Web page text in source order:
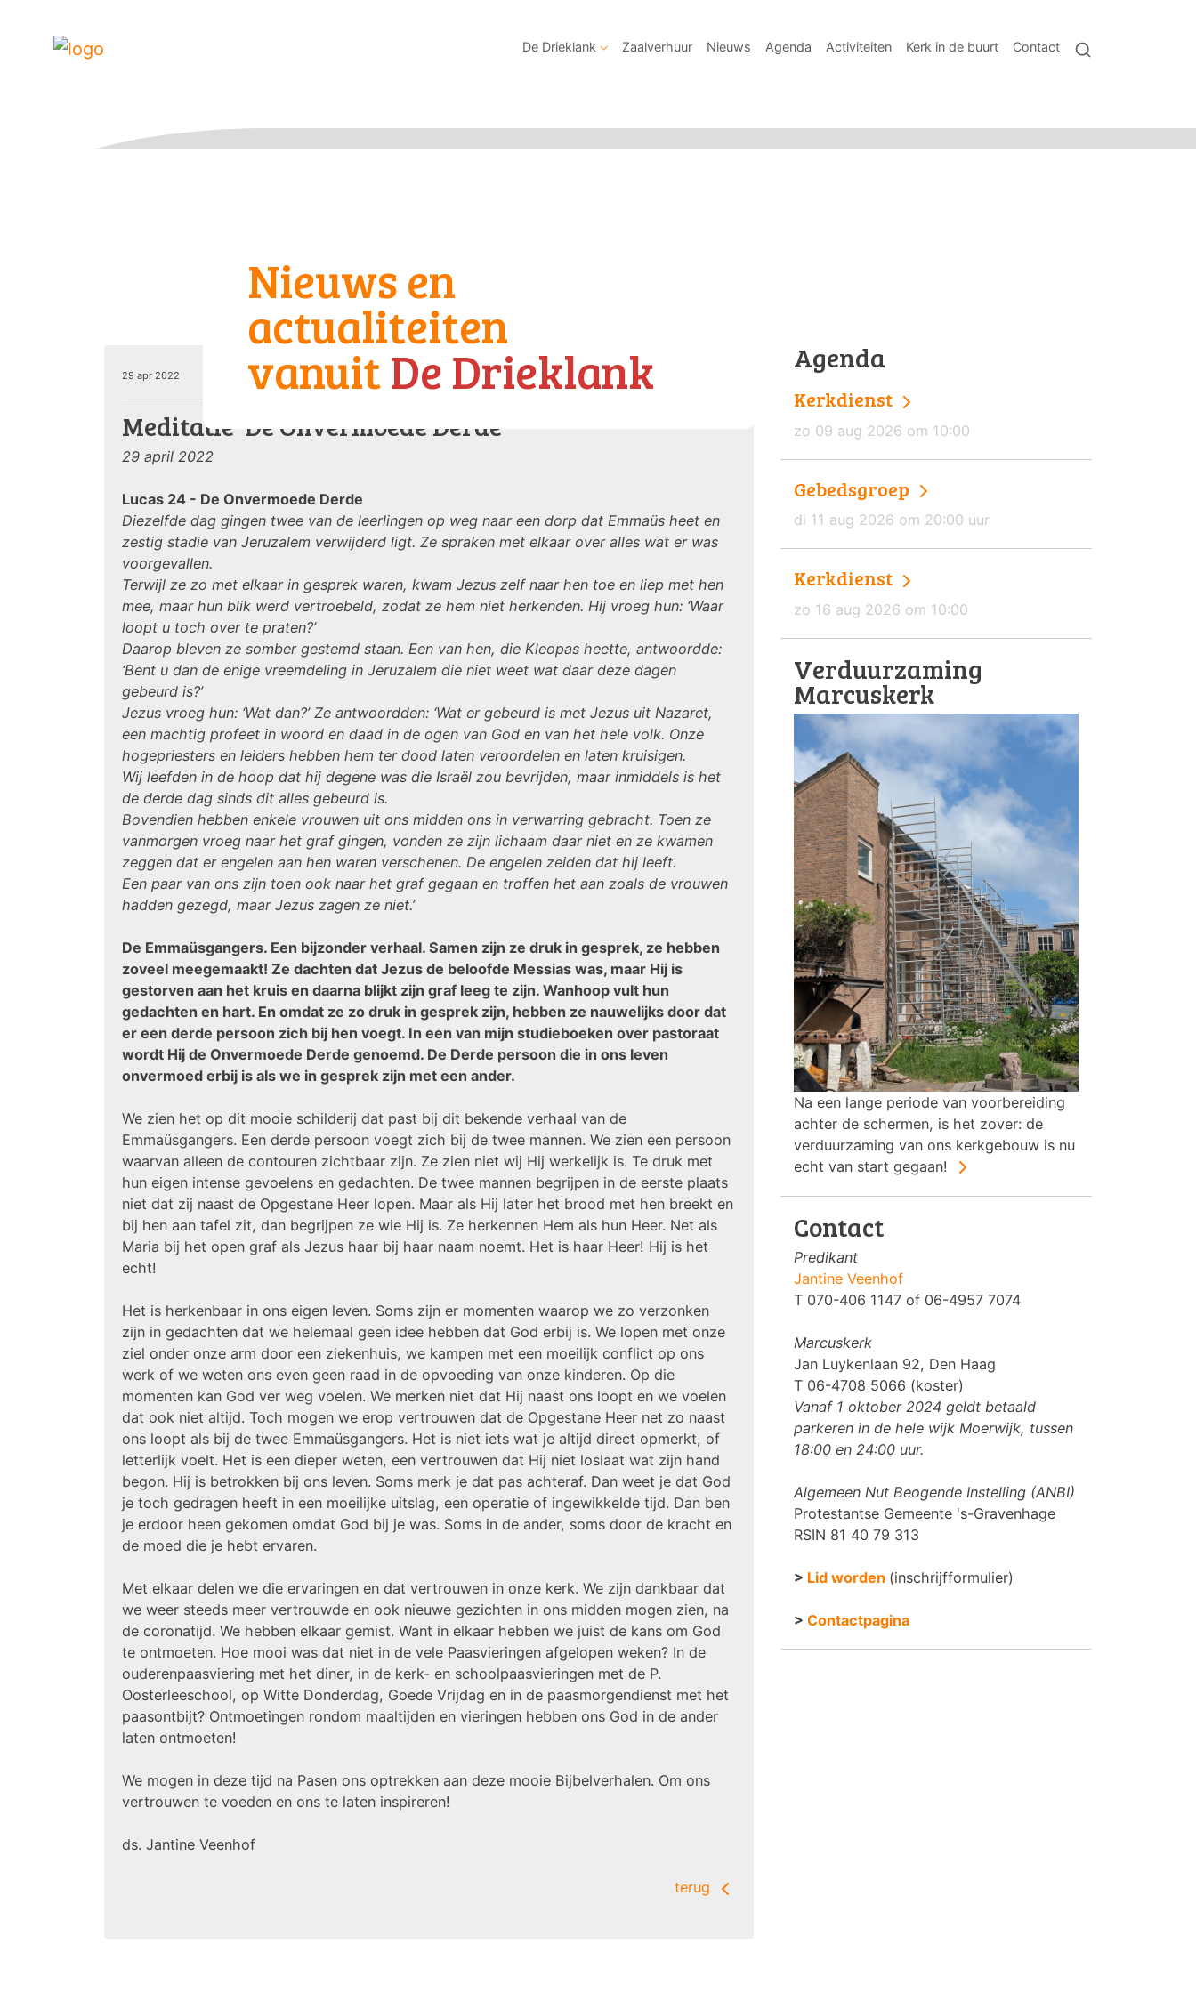
De Drieklank Zaalverhuur Nieuws Agenda Activiteiten Kerk in de buurt Contact
Nieuws en
actualiteiten
vanuitDe Drieklank
29 apr 2022
Meditatie 'De Onvermoede Derde'
29 april 2022
Lucas 24 - De Onvermoede Derde
Diezelfde dag gingen twee van de leerlingen op weg naar een dorp dat Emmaüs heet en
zestig stadie van Jeruzalem verwijderd ligt. Ze spraken met elkaar over alles wat er was
voorgevallen.
Terwijl ze zo met elkaar in gesprek waren, kwam Jezus zelf naar hen toe en liep met hen
mee, maar hun blik werd vertroebeld, zodat ze hem niet herkenden. Hij vroeg hun: ‘Waar
loopt u toch over te praten?’
Daarop bleven ze somber gestemd staan. Een van hen, die Kleopas heette, antwoordde:
‘Bent u dan de enige vreemdeling in Jeruzalem die niet weet wat daar deze dagen
gebeurd is?’
Jezus vroeg hun: ‘Wat dan?’ Ze antwoordden: ‘Wat er gebeurd is met Jezus uit Nazaret,
een machtig profeet in woord en daad in de ogen van God en van het hele volk. Onze
hogepriesters en leiders hebben hem ter dood laten veroordelen en laten kruisigen.
Wij leefden in de hoop dat hij degene was die Israël zou bevrijden, maar inmiddels is het
de derde dag sinds dit alles gebeurd is.
Bovendien hebben enkele vrouwen uit ons midden ons in verwarring gebracht. Toen ze
vanmorgen vroeg naar het graf gingen, vonden ze zijn lichaam daar niet en ze kwamen
zeggen dat er engelen aan hen waren verschenen. De engelen zeiden dat hij leeft.
Een paar van ons zijn toen ook naar het graf gegaan en troffen het aan zoals de vrouwen
hadden gezegd, maar Jezus zagen ze niet.’
De Emmaüsgangers. Een bijzonder verhaal. Samen zijn ze druk in gesprek, ze hebben
zoveel meegemaakt! Ze dachten dat Jezus de beloofde Messias was, maar Hij is
gestorven aan het kruis en daarna blijkt zijn graf leeg te zijn. Wanhoop vult hun
gedachten en hart. En omdat ze zo druk in gesprek zijn, hebben ze nauwelijks door dat
er een derde persoon zich bij hen voegt. In een van mijn studieboeken over pastoraat
wordt Hij de Onvermoede Derde genoemd. De Derde persoon die in ons leven
onvermoed erbij is als we in gesprek zijn met een ander.
We zien het op dit mooie schilderij dat past bij dit bekende verhaal van de
Emmaüsgangers. Een derde persoon voegt zich bij de twee mannen. We zien een persoon
waarvan alleen de contouren zichtbaar zijn. Ze zien niet wij Hij werkelijk is. Te druk met
hun eigen intense gevoelens en gedachten. De twee mannen begrijpen in de eerste plaats
niet dat zij naast de Opgestane Heer lopen. Maar als Hij later het brood met hen breekt en
bij hen aan tafel zit, dan begrijpen ze wie Hij is. Ze herkennen Hem als hun Heer. Net als
Maria bij het open graf als Jezus haar bij haar naam noemt. Het is haar Heer! Hij is het
echt!
Het is herkenbaar in ons eigen leven. Soms zijn er momenten waarop we zo verzonken
zijn in gedachten dat we helemaal geen idee hebben dat God erbij is. We lopen met onze
ziel onder onze arm door een ziekenhuis, we kampen met een moeilijk conflict op ons
werk of we weten ons even geen raad in de opvoeding van onze kinderen. Op die
momenten kan God ver weg voelen. We merken niet dat Hij naast ons loopt en we voelen
dat ook niet altijd. Toch mogen we erop vertrouwen dat de Opgestane Heer net zo naast
ons loopt als bij de twee Emmaüsgangers. Het is niet iets wat je altijd direct opmerkt, of
letterlijk voelt. Het is een dieper weten, een vertrouwen dat Hij niet loslaat wat zijn hand
begon. Hij is betrokken bij ons leven. Soms merk je dat pas achteraf. Dan weet je dat God
je toch gedragen heeft in een moeilijke uitslag, een operatie of ingewikkelde tijd. Dan ben
je erdoor heen gekomen omdat God bij je was. Soms in de ander, soms door de kracht en
de moed die je hebt ervaren.
Met elkaar delen we die ervaringen en dat vertrouwen in onze kerk. We zijn dankbaar dat
we weer steeds meer vertrouwde en ook nieuwe gezichten in ons midden mogen zien, na
de coronatijd. We hebben elkaar gemist. Want in elkaar hebben we juist de kans om God
te ontmoeten. Hoe mooi was dat niet in de vele Paasvieringen afgelopen weken? In de
ouderenpaasviering met het diner, in de kerk- en schoolpaasvieringen met de P.
Oosterleeschool, op Witte Donderdag, Goede Vrijdag en in de paasmorgendienst met het
paasontbijt? Ontmoetingen rondom maaltijden en vieringen hebben ons God in de ander
laten ontmoeten!
We mogen in deze tijd na Pasen ons optrekken aan deze mooie Bijbelverhalen. Om ons
vertrouwen te voeden en ons te laten inspireren!
ds. Jantine Veenhof
terug
Agenda
Kerkdienst
zo 09 aug 2026 om 10:00
Gebedsgroep
di 11 aug 2026 om 20:00 uur
Kerkdienst
zo 16 aug 2026 om 10:00
Verduurzaming
Marcuskerk
Na een lange periode van voorbereiding
achter de schermen, is het zover: de
verduurzaming van ons kerkgebouw is nu
echt van start gegaan!
Contact
Predikant
Jantine Veenhof
T 070-406 1147 of 06-4957 7074
Marcuskerk
Jan Luykenlaan 92, Den Haag
T 06-4708 5066 (koster)
Vanaf 1 oktober 2024 geldt betaald
parkeren in de hele wijk Moerwijk, tussen
18:00 en 24:00 uur.
Algemeen Nut Beogende Instelling (ANBI)
Protestantse Gemeente 's-Gravenhage
RSIN 81 40 79 313
> Lid worden (inschrijfformulier)
> Contactpagina